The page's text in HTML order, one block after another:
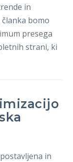
in
bomo
presega
strani, ki
in